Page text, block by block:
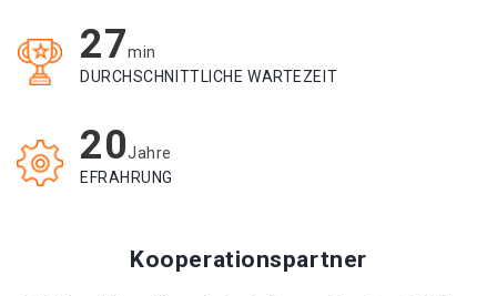
27min
DURCHSCHNITTLICHE WARTEZEIT
20Jahre
EFRAHRUNG
Kooperationspartner